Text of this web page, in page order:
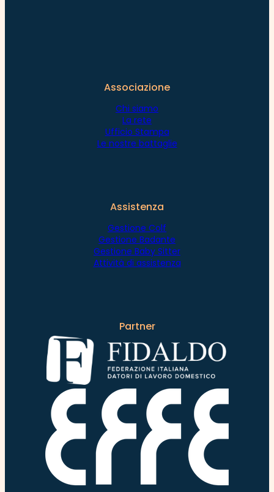
Associazione
Chi siamo
La rete
Ufficio Stampa
Le nostre battaglie
Assistenza
Gestione Colf
Gestione Badante
Gestione Baby Sitter
Attività di assistenza
Partner